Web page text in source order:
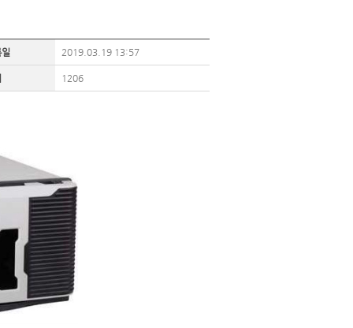
2019.03.19 13:57
1206